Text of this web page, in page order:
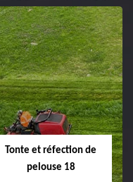
02.52.56.49.40
Abattage d'arbres
18
Entreprise abattage
Tonte et réfection de
pelouse 18